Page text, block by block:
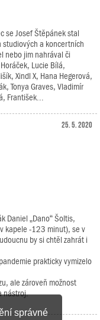
správné
se Josef Štěpánek stal
studiových a koncertních
nebo jim nahrával či
Lucie Bílá,
Xindl X, Hana Hegerová,
Tonya Graves, Vladimír
František...
25. 5. 2020
Daniel „Dano“ Šoltis,
kapele -123 minut), se v
by si chtěl zahrát i
prakticky vymizelo
ale zároveň možnost
nástroj.